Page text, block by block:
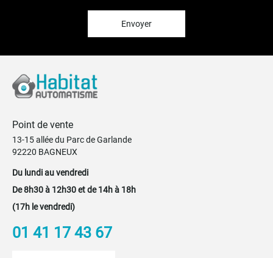
Envoyer
Point de vente
13-15 allée du Parc de Garlande
92220 BAGNEUX
Du lundi au vendredi
De 8h30 à 12h30 et de 14h à 18h
(17h le vendredi)
01 41 17 43 67